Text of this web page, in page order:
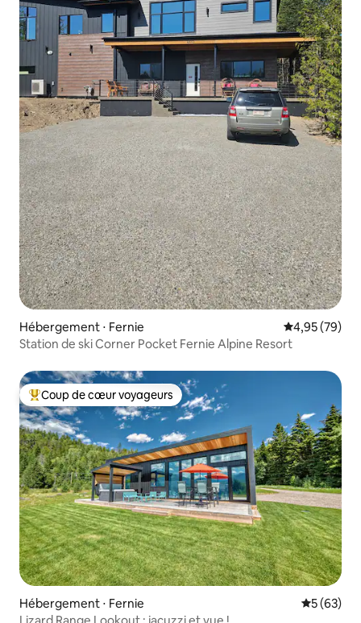
Hébergement ⋅ Fernie Évaluation
4,95 (79)
Station de ski Corner Pocket Fernie Alpine Resort
Coups de cœur voyageurs les plus appréciés
Coup de cœur voyageurs
Hébergement ⋅ Fernie
5 (63)